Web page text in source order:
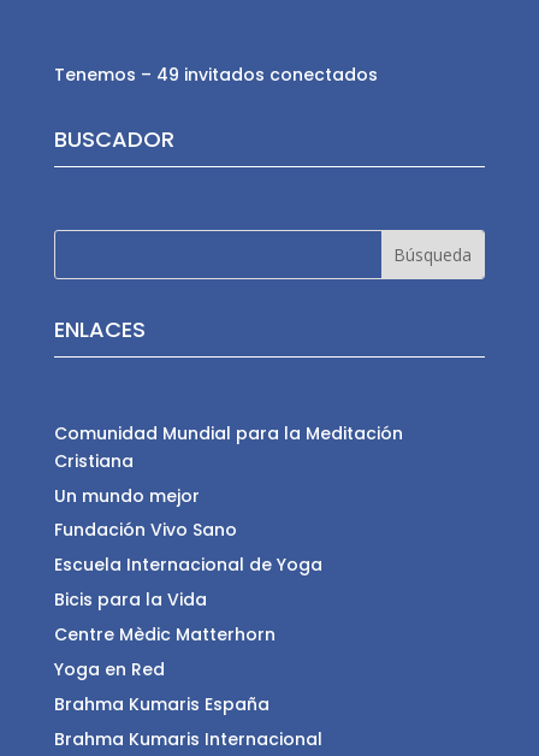
Tenemos – 49 invitados conectados
BUSCADOR
ENLACES
Comunidad Mundial para la Meditación
Cristiana
Un mundo mejor
Fundación Vivo Sano
Escuela Internacional de Yoga
Bicis para la Vida
Centre Mèdic Matterhorn
Yoga en Red
Brahma Kumaris España
Brahma Kumaris Internacional